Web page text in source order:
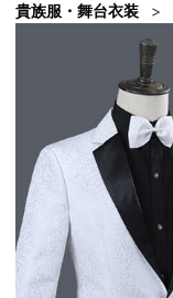
貴族服・舞台衣装